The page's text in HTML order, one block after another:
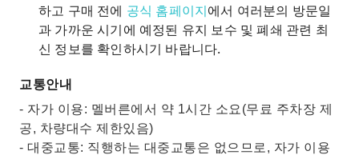
하고 구매 전에 공식 홈페이지에서 여러분의 방문일
과 가까운 시기에 예정된 유지 보수 및 폐쇄 관련 최
신 정보를 확인하시기 바랍니다.
교통안내
- 자가 이용: 멜버른에서 약 1시간 소요(무료 주차장 제
공, 차량대수 제한있음)
- 대중교통: 직행하는 대중교통은 없으므로, 자가 이용